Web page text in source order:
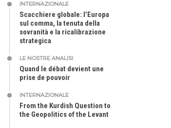
INTERNAZIONALE
Scacchiere globale: l’Europa
sul comma, la tenuta della
sovranità e la ricalibrazione
strategica
LE NOSTRE ANALISI
Quand le débat devient une
prise de pouvoir
INTERNAZIONALE
From the Kurdish Question to
the Geopolitics of the Levant